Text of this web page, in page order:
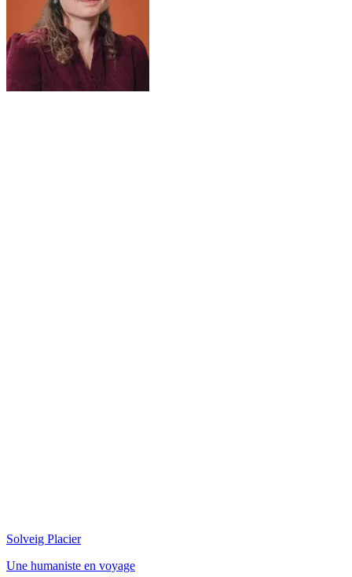
Solveig Placier
Une humaniste en voyage